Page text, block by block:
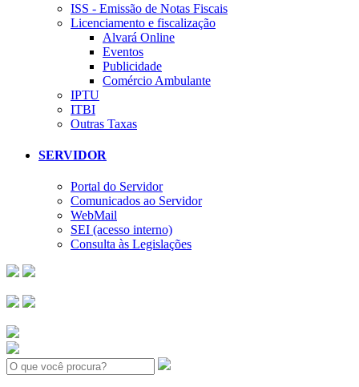
ISS - Emissão de Notas Fiscais
Licenciamento e fiscalização
Alvará Online
Eventos
Publicidade
Comércio Ambulante
IPTU
ITBI
Outras Taxas
SERVIDOR
Portal do Servidor
Comunicados ao Servidor
WebMail
SEI (acesso interno)
Consulta às Legislações
Search: